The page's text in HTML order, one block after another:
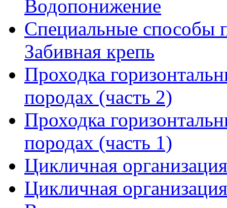
Водопонижение
Специальные способы
Забивная крепь
Проходка
породах (часть 2)
Проходка
породах (часть 1)
Цикличная
Цикличная